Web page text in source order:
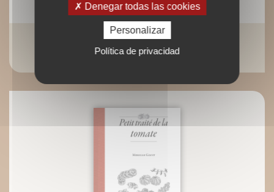
Petit traité de la confiture
Mireille Gayet
Denegar todas las cookies
Personalizar
Política de privacidad